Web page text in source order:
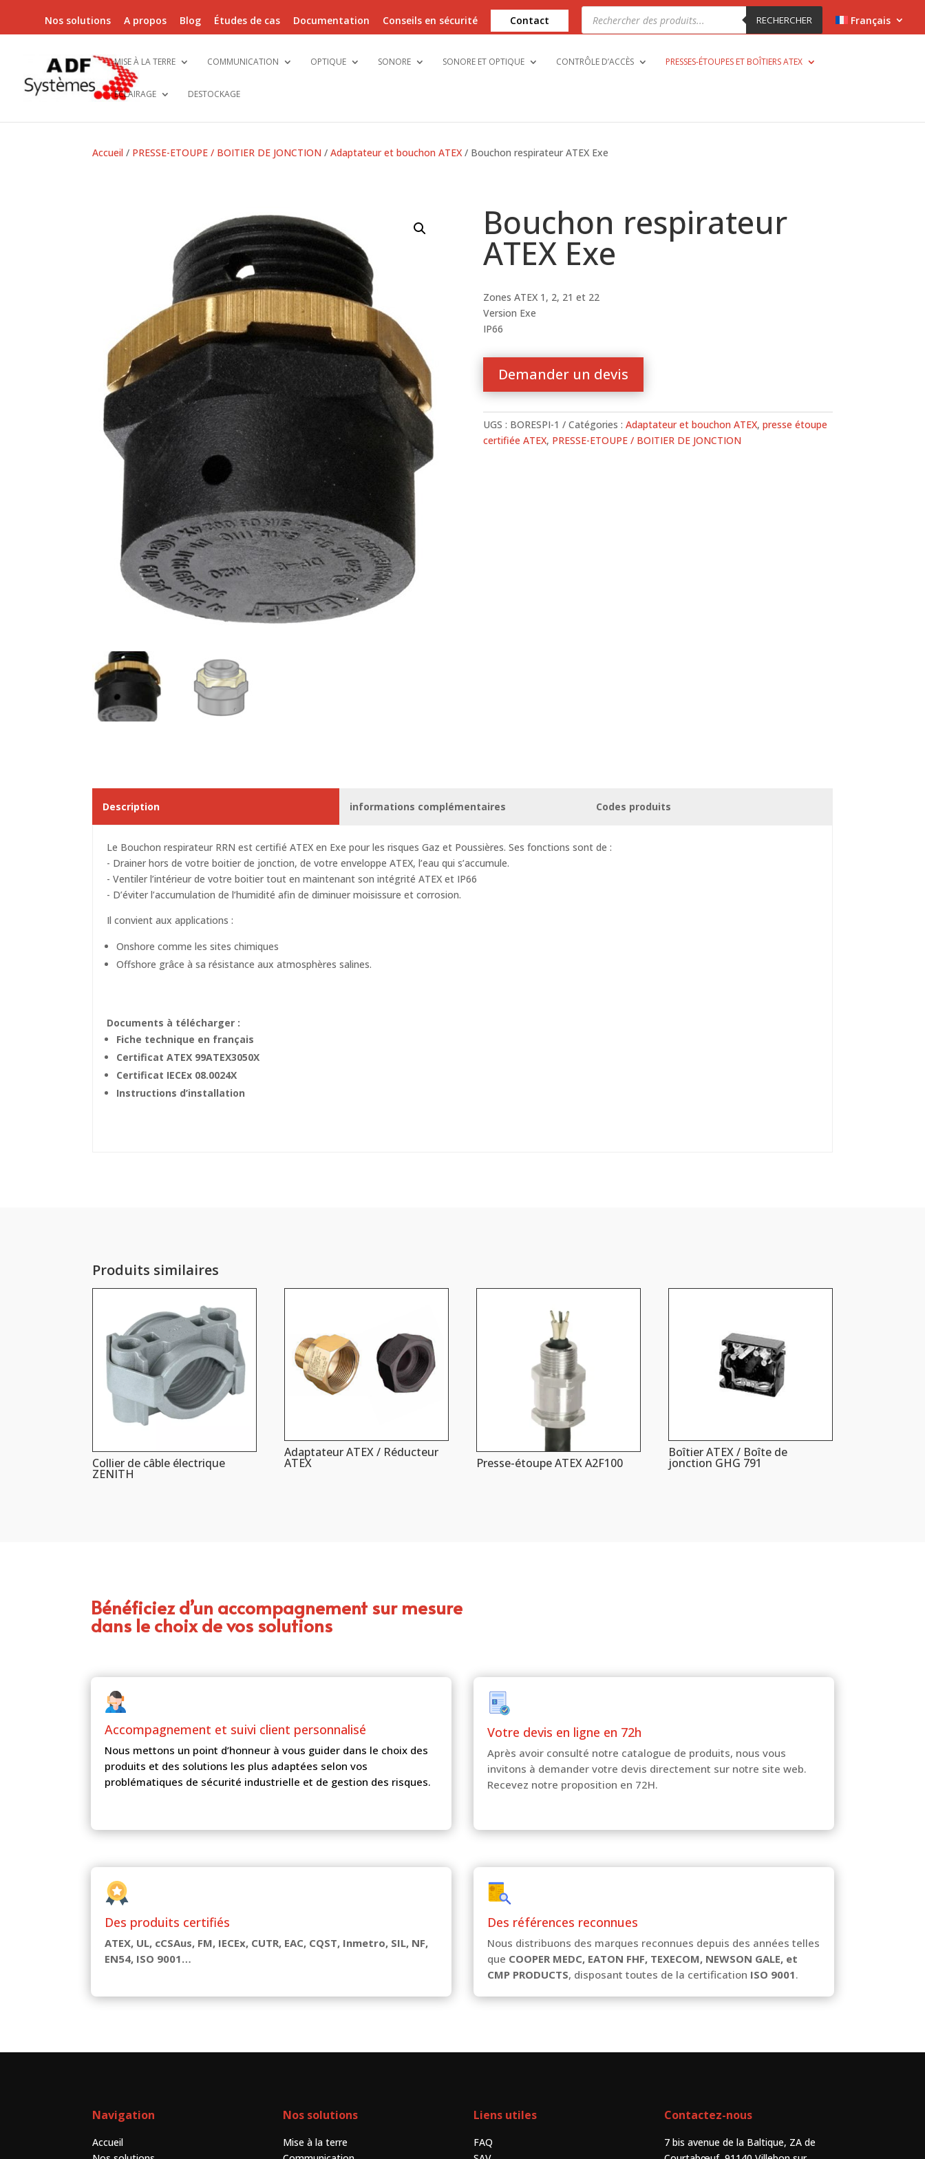
Nos solutions A propos Blog Études de cas Documentation Conseils en sécurité Contact
Recherche
produits
RECHERCHER Français
MISE À LA TERRE COMMUNICATION OPTIQUE SONORE SONORE ET OPTIQUE CONTRÔLE D’ACCÈS PRESSES-ÉTOUPES ET BOÎTIERS ATEX
ÉCLAIRAGE DESTOCKAGE
Accueil / PRESSE-ETOUPE / BOITIER DE JONCTION /Adaptateur et bouchon ATEX / Bouchon respirateur ATEX Exe
Bouchon respirateur
ATEX Exe
Zones ATEX 1, 2, 21 et 22
Version Exe
IP66
Demander un devis
UGS : BORESPI-1 Catégories : Adaptateur et bouchon ATEX, presse étoupe
certifiée ATEX, PRESSE-ETOUPE / BOITIER DE JONCTION
Description informations complémentaires Codes produits
Le Bouchon respirateur RRN est certifié ATEX en Exe pour les risques Gaz et Poussières. Ses fonctions sont de :
- Drainer hors de votre boitier de jonction, de votre enveloppe ATEX, l’eau qui s’accumule.
- Ventiler l’intérieur de votre boitier tout en maintenant son intégrité ATEX et IP66
- D’éviter l’accumulation de l’humidité afin de diminuer moisissure et corrosion.
Il convient aux applications :
Onshore comme les sites chimiques
Offshore grâce à sa résistance aux atmosphères salines.
Documents à télécharger :
Fiche technique en français
Certificat ATEX 99ATEX3050X
Certificat IECEx 08.0024X
Instructions d’installation
Produits similaires
Collier de câble électrique
ZENITH
Adaptateur ATEX / Réducteur
ATEX Presse-étoupe ATEX A2F100
Boîtier ATEX / Boîte de
jonction GHG 791
Bénéficiez d’un accompagnement sur mesure
dans le choix de vos solutions
Accompagnement et suivi client personnalisé
Nous mettons un point d’honneur à vous guider dans le choix des
produits et des solutions les plus adaptées selon vos
problématiques de sécurité industrielle et de gestion des risques.
Votre devis en ligne en 72h
Après avoir consulté notre catalogue de produits, nous vous
invitons à demander votre devis directement sur notre site web.
Recevez notre proposition en 72H.
Des produits certifiés
ATEX, UL, cCSAus, FM, IECEx, CUTR, EAC, CQST, Inmetro, SIL, NF,
EN54, ISO 9001…
Des références reconnues
Nous distribuons des marques reconnues depuis des années telles
que COOPER MEDC, EATON FHF, TEXECOM, NEWSON GALE, et
CMP PRODUCTS, disposant toutes de la certification ISO 9001.
Navigation
Accueil
Nos solutions
Mise à la terre
Liens utiles
FAQ
Contactez-nous
7 bis avenue de la Baltique, ZA de